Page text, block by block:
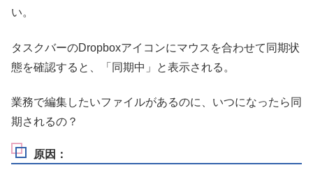
い。
タスクバーのDropboxアイコンにマウスを合わせて同期状
態を確認すると、「同期中」と表示される。
業務で編集したいファイルがあるのに、いつになったら同
期されるの？
原因：